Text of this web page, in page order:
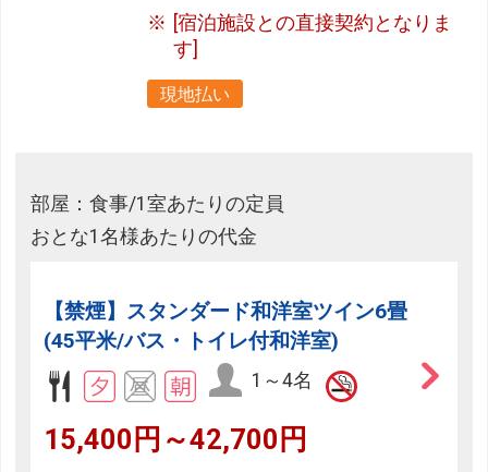
[宿泊施設との直接契約となりま
す]
現地払い
部屋：食事/1室あたりの定員
おとな1名様あたりの代金
【禁煙】スタンダード和洋室ツイン6畳
(45平米/バス・トイレ付和洋室)
1～4名
15,400円～42,700円